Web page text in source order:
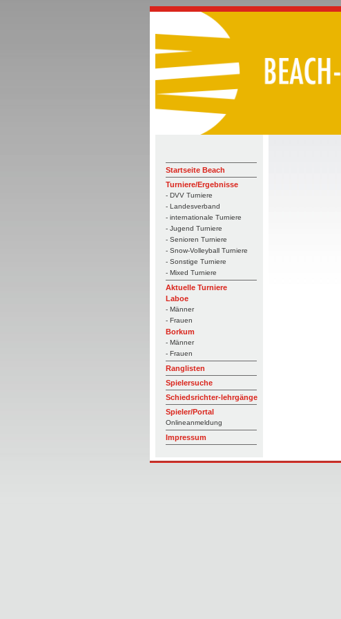
Startseite Beach
Turniere/Ergebnisse
- DVV Turniere
- Landesverband
- internationale Turniere
- Jugend Turniere
- Senioren Turniere
- Snow-Volleyball Turniere
- Sonstige Turniere
- Mixed Turniere
Aktuelle Turniere
Laboe
- Männer
- Frauen
Borkum
- Männer
- Frauen
Ranglisten
Spielersuche
Schiedsrichter-lehrgänge
Spieler/Portal
Onlineanmeldung
Impressum